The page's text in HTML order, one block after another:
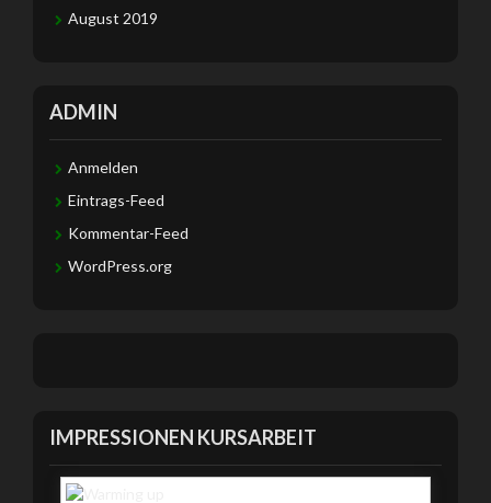
August 2019
ADMIN
Anmelden
Eintrags-Feed
Kommentar-Feed
WordPress.org
IMPRESSIONEN KURSARBEIT